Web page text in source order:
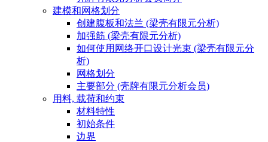
建模和网格划分
创建腹板和法兰 (梁壳有限元分析)
加强筋 (梁壳有限元分析)
如何使用网络开口设计光束 (梁壳有限元分
析)
网格划分
主要部分 (壳牌有限元分析会员)
用料, 载荷和约束
材料特性
初始条件
边界